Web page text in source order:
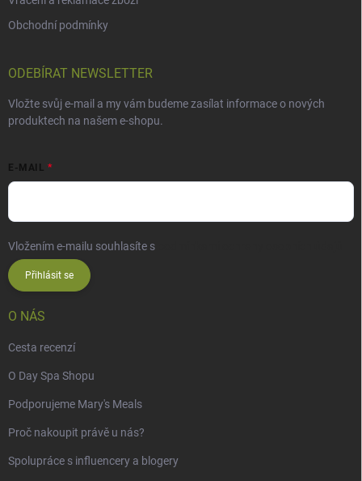
Obchodní podmínky
ODEBÍRAT NEWSLETTER
Vložte svůj e-mail a my vám budeme zasílat informace o nových
produktech na našem e-shopu.
E-MAIL
Vložením e-mailu souhlasíte s
Přihlásit se
O NÁS
Cesta recenzí
O Day Spa Shopu
Podporujeme Mary's Meals
Proč nakoupit právě u nás?
Spolupráce s influencery a blogery